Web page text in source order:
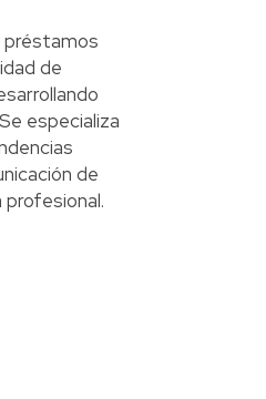
de
especializa
de